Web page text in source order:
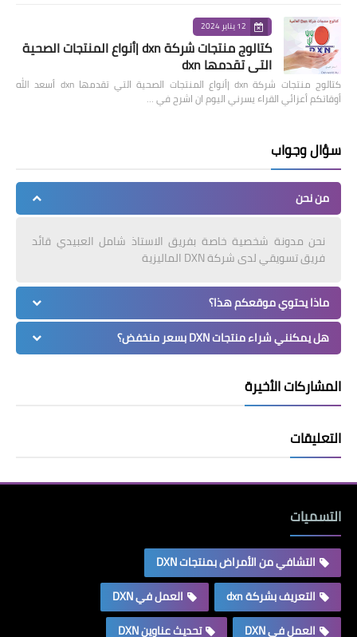
12 يناير 2024
كتالوج منتجات شركة dxn |أنواع المنتجات الصحية
التي تقدمها dxn
كتالوج منتجات شركة dxn |أنواع المنتجات الصحية التي تقدمها dxn أسعد الله
أوقاتكم أعزائي القراء يسرني اليوم ان اشرح في …
سؤال وجواب
من نحن
نحن مدونة شخصية خاصة بفريق الاستاذ شامل العبيدي قائد
فريق تسويقي لدى شركة DXN الماليزية
ماذا يحتوي موقعكم هذا؟
هل يمكنني شراء منتجات DXN بسعر منخفض؟
المشاركات الأخيرة
التعليقات
التسميات
التشافي من الأمراض بمنتجات DXN
التعريف بشركة dxn
العمل في DXN
العمل في DXN
تحديث عناوين DXN